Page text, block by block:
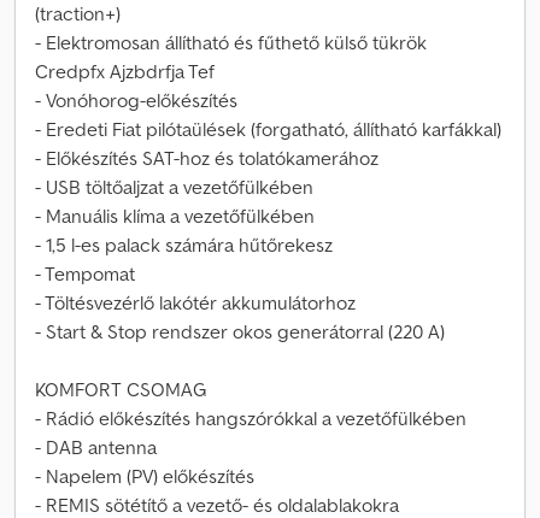
(traction+)
- Elektromosan állítható és fűthető külső tükrök
Credpfx Ajzbdrfja Tef
- Vonóhorog-előkészítés
- Eredeti Fiat pilótaülések (forgatható, állítható karfákkal)
- Előkészítés SAT-hoz és tolatókamerához
- USB töltőaljzat a vezetőfülkében
- Manuális klíma a vezetőfülkében
- 1,5 l-es palack számára hűtőrekesz
- Tempomat
- Töltésvezérlő lakótér akkumulátorhoz
- Start & Stop rendszer okos generátorral (220 A)
KOMFORT CSOMAG
- Rádió előkészítés hangszórókkal a vezetőfülkében
- DAB antenna
- Napelem (PV) előkészítés
- REMIS sötétítő a vezető- és oldalablakokra